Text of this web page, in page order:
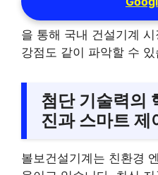
을 통해 국내 건설기계
강점도 같이 파악할 수 있
첨단 기술력의
진과 스마트 제
볼보건설기계는 친환경